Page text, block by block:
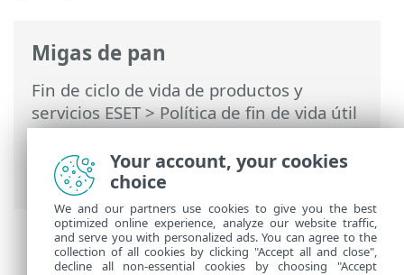
Migas de pan
Fin de ciclo de vida de productos y
servicios ESET>Política de fin de vida útil
para para usuarios domésticos &
pequeñas oficinas domésticas>Registro
de cambios
Your account, your cookies
choice
We and our partners use cookies to give you the best
optimized online experience, analyze our website traffic,
and serve you with personalized ads. You can agree to the
collection of all cookies by clicking "Accept all and close",
decline all non-essential cookies by choosing "Accept